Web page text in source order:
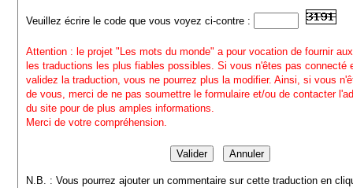
Veuillez écrire le code que vous voyez ci-contre :
Attention : le projet "Les mots du monde" a pour vocation de fournir
les traductions les plus fiables possibles. Si vous n'êtes pas connecté
validez la traduction, vous ne pourrez plus la modifier. Ainsi, si vous
de vous, merci de ne pas soumettre le formulaire et/ou de contacter
du site pour de plus amples informations.
Merci de votre compréhension.
N.B. : Vous pourrez ajouter un commentaire sur cette traduction en